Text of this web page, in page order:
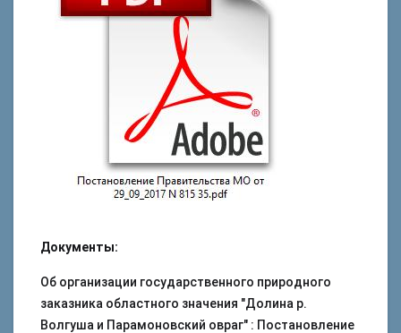
Документы:
Об организации государственного природного
заказника областного значения "Долина р.
Волгуша и Парамоновский овраг" : Постановление